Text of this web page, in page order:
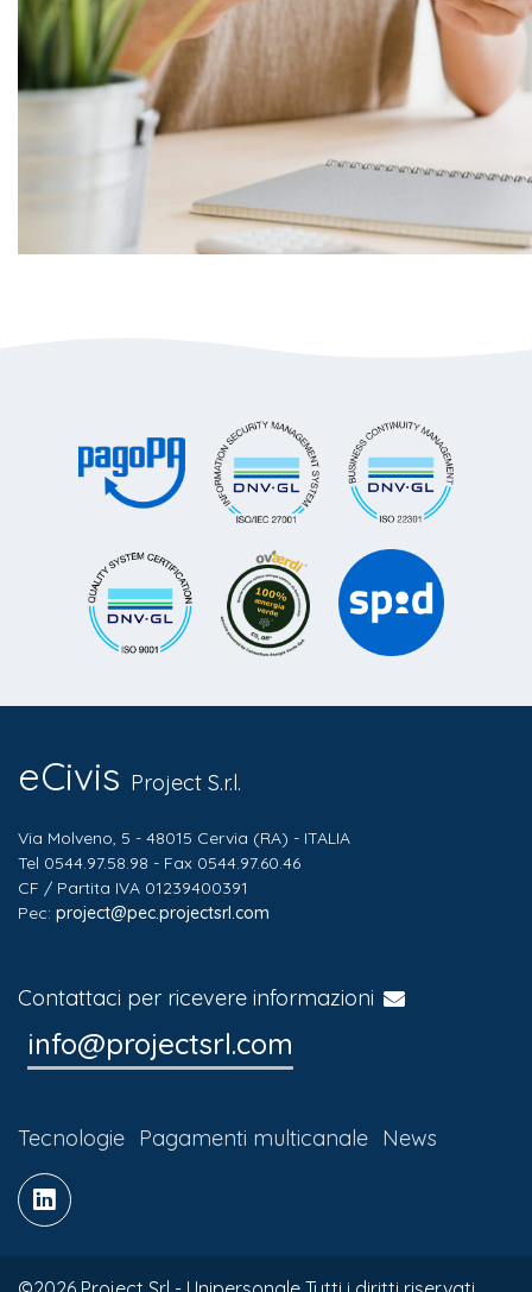
eCivis Project S.r.l.
Via Molveno, 5 - 48015 Cervia (RA) - ITALIA
Tel 0544.97.58.98 - Fax 0544.97.60.46
CF / Partita IVA 01239400391
Pec: project@pec.projectsrl.com
Contattaci per ricevere informazioni
info@projectsrl.com
Tecnologie Pagamenti multicanale News